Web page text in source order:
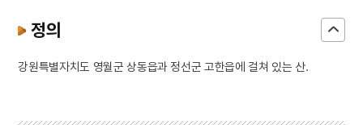
정의
강원특별자치도 영월군 상동읍과 정선군 고한읍에 걸쳐 있는 산.